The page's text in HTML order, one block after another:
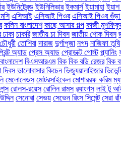
ইউনিট্রেন্ড ইউনিলিভার ইকমার্স ইয়ামাহা ইয়াশ
এসিআই এসিআই পিওর এসিআই পিওর গুঁড়া
কলিন বাংলাদেশ কাছে আসার গল্প কাজী
ঢাকা চাকরি জাতীয় চা দিবস জাতীয় শোক দিবস
তোশিবা দারাজ দুর্গাপূজা নগদ নাজিফা তুষি
অ্যাড প্রেস অ্যাড প্রোডাক্ট পোস্ট প্ল্যানিং
বিএসআরএম বিক বিক বডি রেজর বিক
দিবস ভালোবাসার কিচেন ভিজ্যুয়ালাইজার
মেলোনেডস মোটরসাইকেল মোশাররফ করিম
রোলস-রয়েস রোলিন রামস র‌্যাংগস লাই টু
সেনোরা সেভয় সেভেন রিংস সিমেন্ট সেরা